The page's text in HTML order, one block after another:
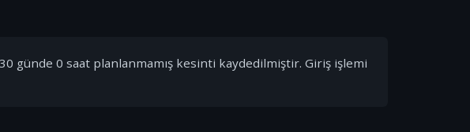
günde 0 saat planlanmamış kesinti kaydedilmiştir. Giriş işlemi